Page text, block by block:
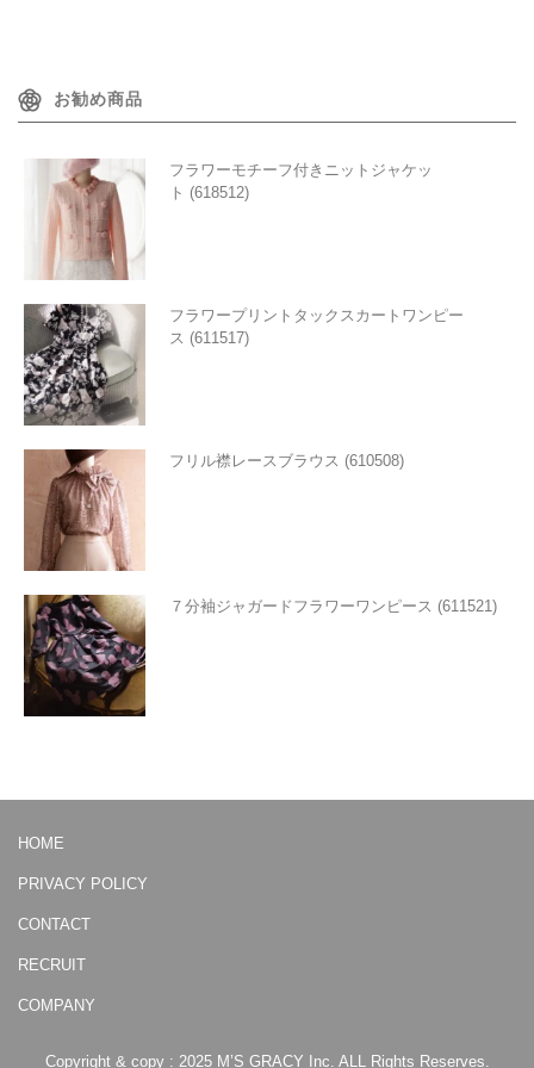
お勧め商品
フラワーモチーフ付きニットジャケッ
ト (618512)
フラワープリントタックスカートワンピー
ス (611517)
フリル襟レースブラウス (610508)
７分袖ジャガードフラワーワンピース (611521)
HOME
PRIVACY POLICY
CONTACT
RECRUIT
COMPANY
Copyright & copy : 2025 M’S GRACY Inc. ALL Rights Reserves.